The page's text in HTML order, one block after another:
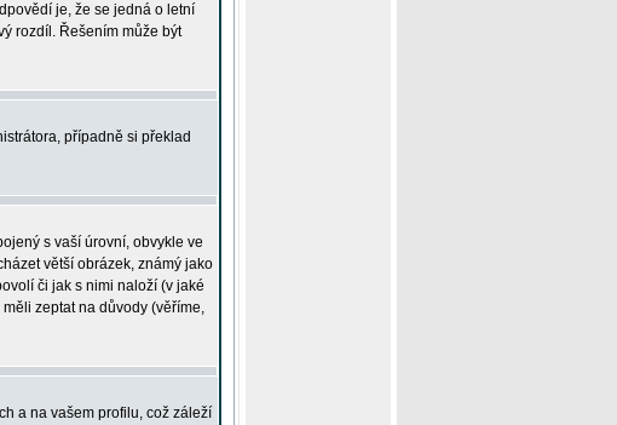
je, že se jedná o letní
rozdíl. Řešením může být
případně si překlad
s vaší úrovní, obvykle ve
větší obrázek, známý jako
či jak s nimi naloží (v jaké
zeptat na důvody (věříme,
a na vašem profilu, což záleží